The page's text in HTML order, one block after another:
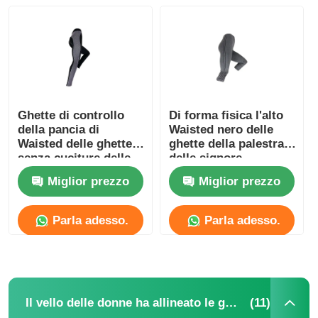
Giro della fabbrica
Contattici
notizie
Casi
Richieda una citazione
Il vello delle donne ha allineato le ghette
Ghette di controllo
della pancia di
Waisted delle ghette
senza cuciture delle
donne di sport alte
Miglior prezzo
Parla adesso.
Di forma fisica l'alto
Waisted nero delle
ghette della palestra
delle signore
dell'elastam 230gsm
Miglior prezzo
Parla adesso.
Il vello delle donne ha allineato le ghette (11)